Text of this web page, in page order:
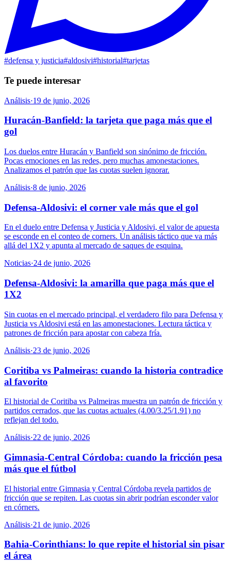
#defensa y justicia#aldosivi#historial#tarjetas
Te puede interesar
Análisis·19 de junio, 2026
Huracán-Banfield: la tarjeta que paga más que el
gol
Los duelos entre Huracán y Banfield son sinónimo de fricción.
Pocas emociones en las redes, pero muchas amonestaciones.
Analizamos el patrón que las cuotas suelen ignorar.
Análisis·8 de junio, 2026
Defensa-Aldosivi: el corner vale más que el gol
En el duelo entre Defensa y Justicia y Aldosivi, el valor de apuesta
se esconde en el conteo de corners. Un análisis táctico que va más
allá del 1X2 y apunta al mercado de saques de esquina.
Noticias·24 de junio, 2026
Defensa-Aldosivi: la amarilla que paga más que el
1X2
Sin cuotas en el mercado principal, el verdadero filo para Defensa y
Justicia vs Aldosivi está en las amonestaciones. Lectura táctica y
patrones de fricción para apostar con cabeza fría.
Análisis·23 de junio, 2026
Coritiba vs Palmeiras: cuando la historia contradice
al favorito
El historial de Coritiba vs Palmeiras muestra un patrón de fricción y
partidos cerrados, que las cuotas actuales (4.00/3.25/1.91) no
reflejan del todo.
Análisis·22 de junio, 2026
Gimnasia-Central Córdoba: cuando la fricción pesa
más que el fútbol
El historial entre Gimnasia y Central Córdoba revela partidos de
fricción que se repiten. Las cuotas sin abrir podrían esconder valor
en córners.
Análisis·21 de junio, 2026
Bahia-Corinthians: lo que repite el historial sin pisar
el área